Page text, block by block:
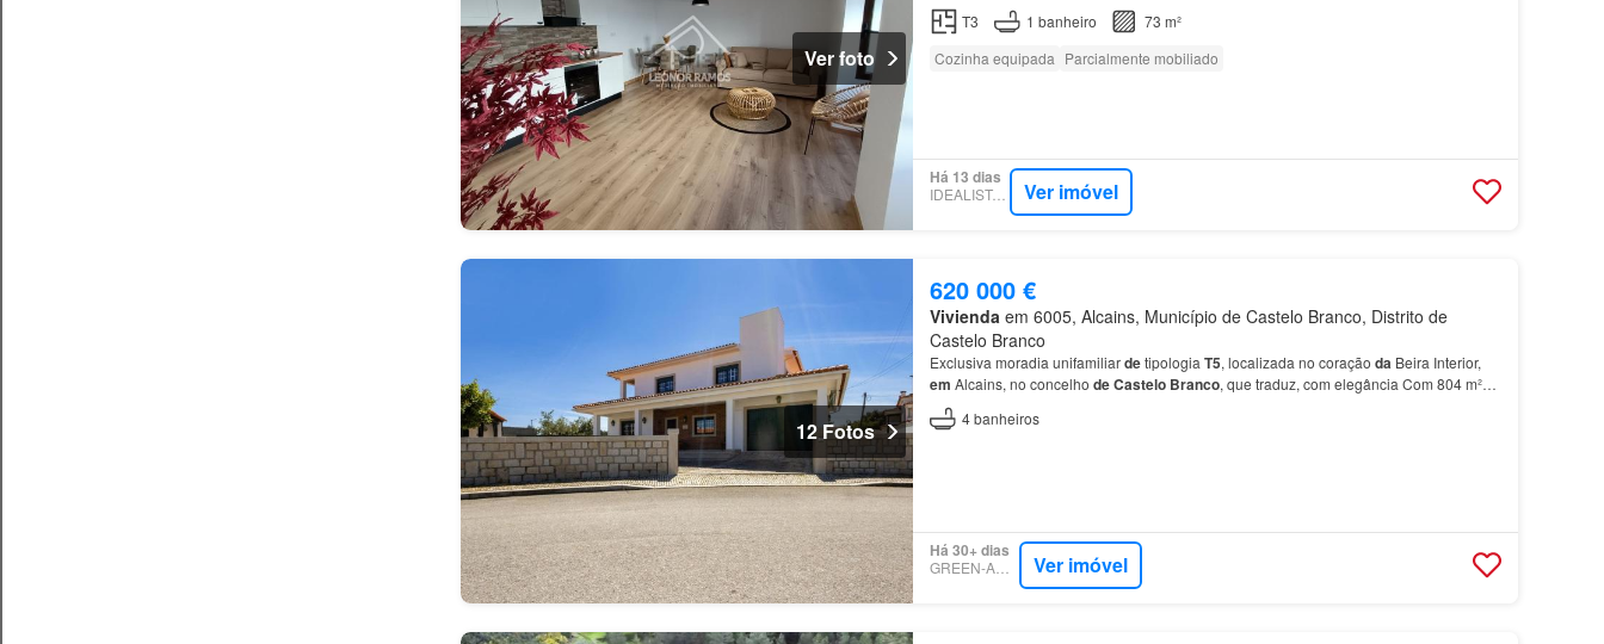
Ver foto
T3
1 banheiro
73 m²
Cozinha equipada Parcialmente mobiliado
Há 13 dias
IDEALISTA.PT Ver imóvel
12 Fotos
620 000 €
Viviendaem 6005, Alcains, Município de Castelo Branco, Distrito de
Castelo Branco
Exclusiva moradia unifamiliardetipologia T5, localizada no coração da Beira Interior,
em Alcains, no concelho deCastelo Branco, que traduz, com elegância Com 804 m²
deárea total
4banheiros
Há 30+ dias
GREEN-ACRES Ver imóvel